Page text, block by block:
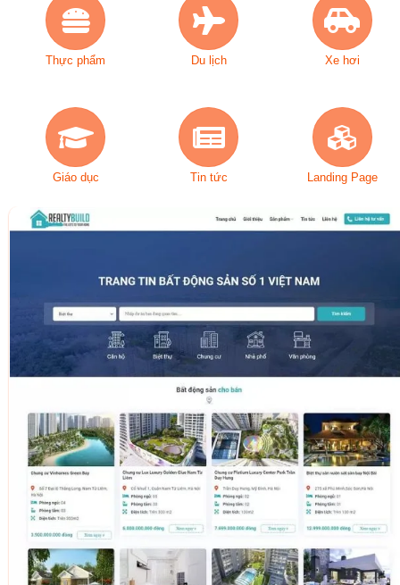
Thực phẩm Du lịch Xe hơi
Giáo dục Tin tức Landing Page